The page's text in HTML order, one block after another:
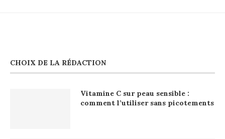
CHOIX DE LA RÉDACTION
Vitamine C sur peau sensible :
comment l’utiliser sans picotements